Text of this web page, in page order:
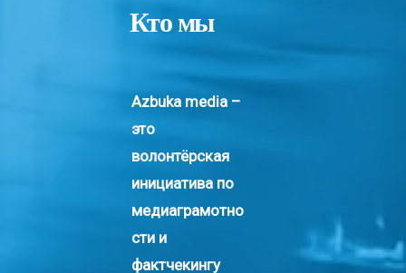
Кто мы
Azbuka media –
это
волонтёрская
инициатива по
медиаграмотно
сти и
фактчекингу